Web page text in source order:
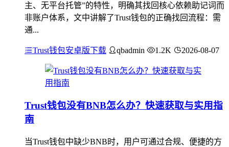
主、无平台托管”的特性，明确其找回核心依赖助记词而
非账户体系，文中讲解了Trust钱包的正确找回流程：需
通...
Trust钱包安卓版下载 qbadmin 1.2K 2026-08-07
Trust钱包没有BNB怎么办？快速获取与实用指
南
当Trust钱包中缺少BNB时，用户可通过合规、便捷的方